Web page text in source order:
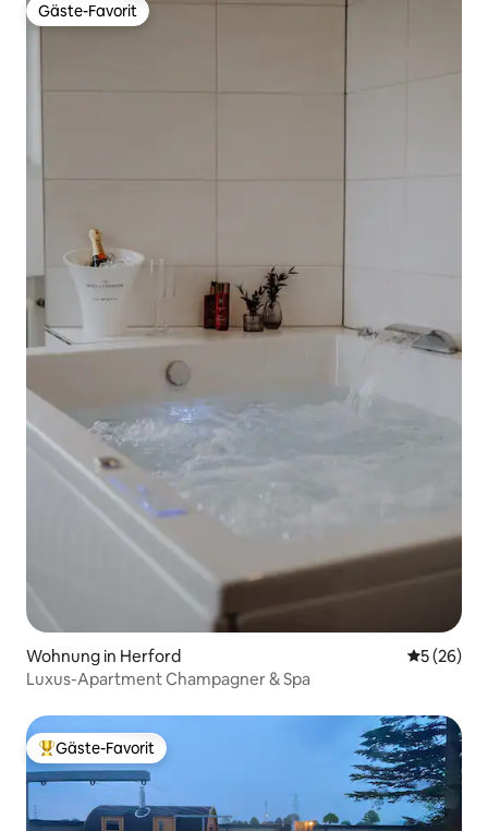
Gäste-Favorit
Gäste-Favorit
Wohnung in Herford
5 (26)
Luxus-Apartment Champagner & Spa
Beliebter Gäste-Favorit.
Gäste-Favorit